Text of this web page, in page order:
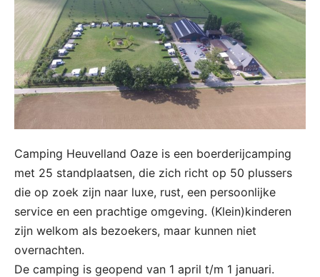
Camping Heuvelland Oaze is een boerderijcamping
met 25 standplaatsen, die zich richt op 50 plussers
die op zoek zijn naar luxe, rust, een persoonlijke
service en een prachtige omgeving. (Klein)kinderen
zijn welkom als bezoekers, maar kunnen niet
overnachten.
De camping is geopend van 1 april t/m 1 januari.